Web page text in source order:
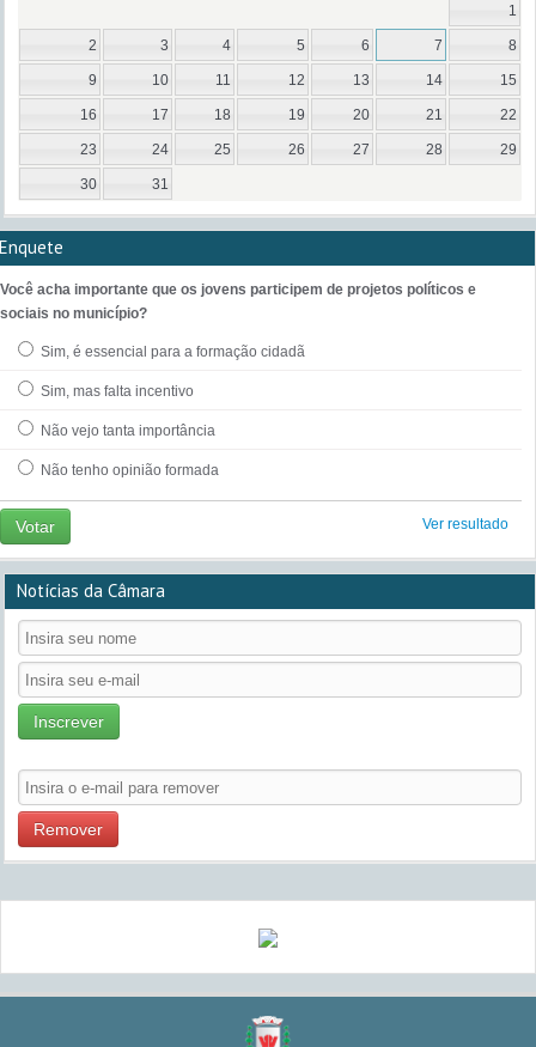
1
2 3 4 5 6 7 8
9 10 11 12 13 14 15
16 17 18 19 20 21 22
23 24 25 26 27 28 29
30 31
Enquete
Você acha importante que os jovens participem de projetos políticos e
sociais no município?
Sim, é essencial para a formação cidadã
Sim, mas falta incentivo
Não vejo tanta importância
Não tenho opinião formada
Votar Ver resultado
Notícias da Câmara
Inscrever
Remover